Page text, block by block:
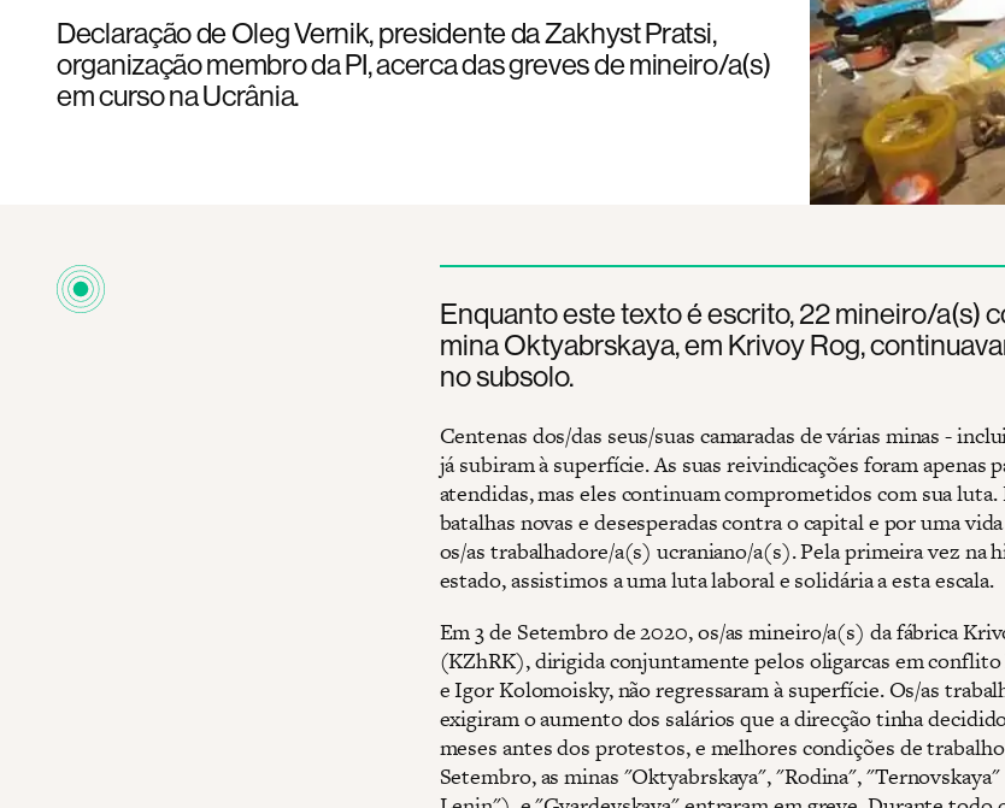
Declaração de Oleg Vernik, presidente da Zakhyst Pratsi,
organização membro da PI, acerca das greves de mineiro/a(s)
em curso na Ucrânia.
Enquanto este texto é escrito, 22 mineiro/a(s)
mina Oktyabrskaya, em Krivoy Rog,
no subsolo.
Centenas dos/das seus/suas camaradas de várias minas -
já subiram à superfície. As suas reivindicações foram apenas
atendidas, mas eles continuam comprometidos com sua luta.
batalhas novas e desesperadas contra o capital e por uma
os/as trabalhadore/a(s) ucraniano/a(s). Pela primeira vez na
estado, assistimos a uma luta laboral e solidária a esta escala.
Em 3 de Setembro de 2020, os/as mineiro/a(s) da fábrica
(KZhRK), dirigida conjuntamente pelos oligarcas em
e Igor Kolomoisky, não regressaram à superfície. Os/as
exigiram o aumento dos salários que a direcção tinha
meses antes dos protestos, e melhores condições de
Setembro, as minas "Oktyabrskaya", "Rodina",